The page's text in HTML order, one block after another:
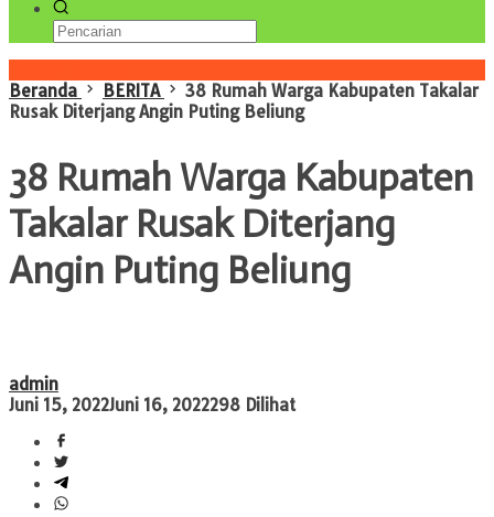
Beranda
BERITA
38 Rumah Warga Kabupaten Takalar
Rusak Diterjang Angin Puting Beliung
38 Rumah Warga Kabupaten
Takalar Rusak Diterjang
Angin Puting Beliung
admin
Juni 15, 2022Juni 16, 2022298 Dilihat